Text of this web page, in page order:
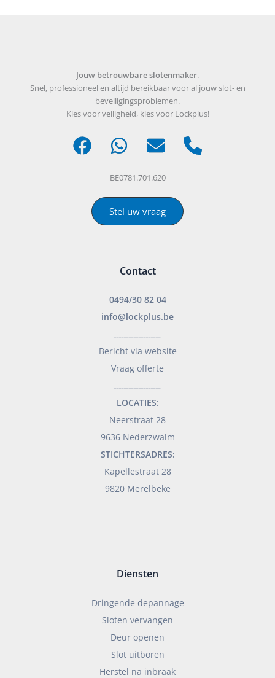
Jouw betrouwbare slotenmaker.
Snel, professioneel en altijd bereikbaar voor al jouw slot- en
beveiligingsproblemen.
Kies voor veiligheid, kies voor Lockplus!
BE0781.701.620
Stel uw vraag
Contact
0494/30 82 04
info@lockplus.be
Bericht via website
Vraag offerte
LOCATIES:
Neerstraat 28
9636 Nederzwalm
STICHTERSADRES:
Kapellestraat 28
9820 Merelbeke
Diensten
Dringende depannage
Sloten vervangen
Deur openen
Slot uitboren
Herstel na inbraak